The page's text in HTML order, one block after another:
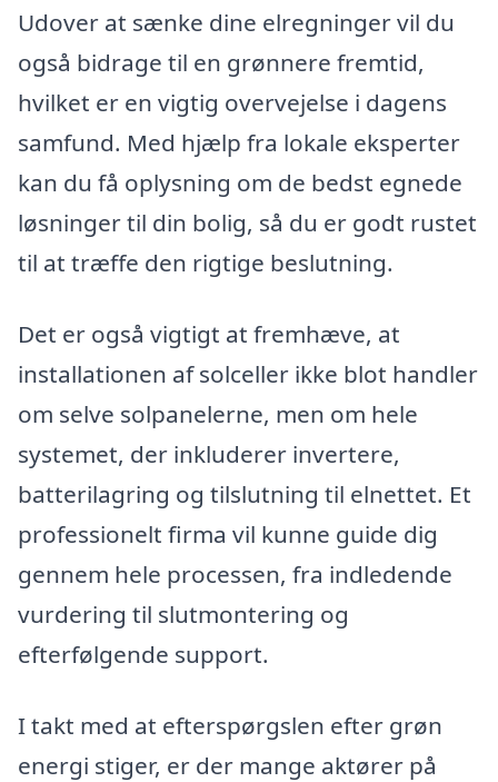
Udover at sænke dine elregninger vil du
også bidrage til en grønnere fremtid,
hvilket er en vigtig overvejelse i dagens
samfund. Med hjælp fra lokale eksperter
kan du få oplysning om de bedst egnede
løsninger til din bolig, så du er godt rustet
til at træffe den rigtige beslutning.
Det er også vigtigt at fremhæve, at
installationen af solceller ikke blot handler
om selve solpanelerne, men om hele
systemet, der inkluderer invertere,
batterilagring og tilslutning til elnettet. Et
professionelt firma vil kunne guide dig
gennem hele processen, fra indledende
vurdering til slutmontering og
efterfølgende support.
I takt med at efterspørgslen efter grøn
energi stiger, er der mange aktører på